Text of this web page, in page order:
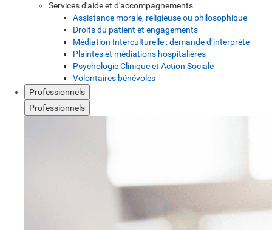
Services d'aide et d'accompagnements
Assistance morale, religieuse ou philosophique
Droits du patient et engagements
Médiation Interculturelle : demande d’interprète
Plaintes et médiations hospitalières
Psychologie Clinique et Action Sociale
Volontaires bénévoles
Professionnels
Professionnels